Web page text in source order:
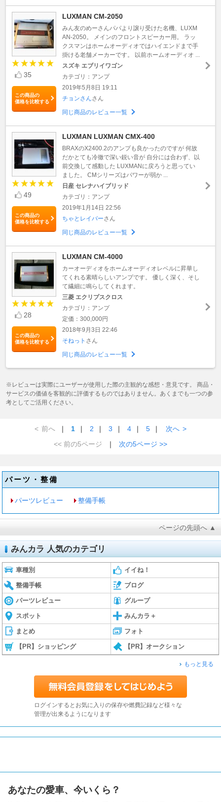
35
この商品の
価格を比較する
LUXMAN CM-2050
みん友のめーさんパパより譲り受けた名機、LUXM
AN-2050。 メインのフロントスピーカー用。 ラッ
クスマンはホームオーディオではハイエンドまで手
掛ける老舗メーカーです。 以前ホームオーディオ ...
スズキ エブリイワゴン
カテゴリ：アンプ
2019年5月8日 19:11
チョンさんさん
同じ商品のレビュー一覧
49
この商品の
価格を比較する
LUXMAN LUXMAN CMX-400
BRAXのX2400.2のアンプも良かったのですが 何故
だかとても冷徹で深い鋭い音が 自分には合わず、以
前交換して感動した LUXMANに戻ろうと思ってい
ました。 CMシリーズはパワーが弱か ...
日産 セレナハイブリッド
カテゴリ：アンプ
2019年1月14日 22:56
ちゃとレイバーさん
同じ商品のレビュー一覧
28
この商品の
価格を比較する
LUXMAN CM-4000
カーオーディオをホームオーディオレベルに昇華し
てくれる素晴らしいアンプです。 優しく深く、そし
て繊細に鳴らしてくれます。
三菱 エクリプスクロス
カテゴリ：アンプ
定価：300,000円
2018年9月3日 22:46
そねっト さん
同じ商品のレビュー一覧
※レビューは実際にユーザーが使用した際の主観的な感想・意見です。 商品・
サービスの価値を客観的に評価するものではありません。あくまでも一つの参
考としてご活用ください。
< 前へ ｜ 1 ｜ 2 ｜ 3 ｜ 4 ｜ 5 ｜ 次へ >
<< 前の5ページ
｜ 次の5ページ >>
パーツ・整備
パーツレビュー 整備手帳
ページの先頭へ ▲
みんカラ 人気のカテゴリ
車種別 イイね！
整備手帳 ブログ
パーツレビュー グループ
スポット みんカラ＋
まとめ フォト
【PR】ショッピング 【PR】オークション
もっと見る
ログインするとお気に入りの保存や燃費記録など様々な
管理が出来るようになります
あなたの愛車、今いくら？